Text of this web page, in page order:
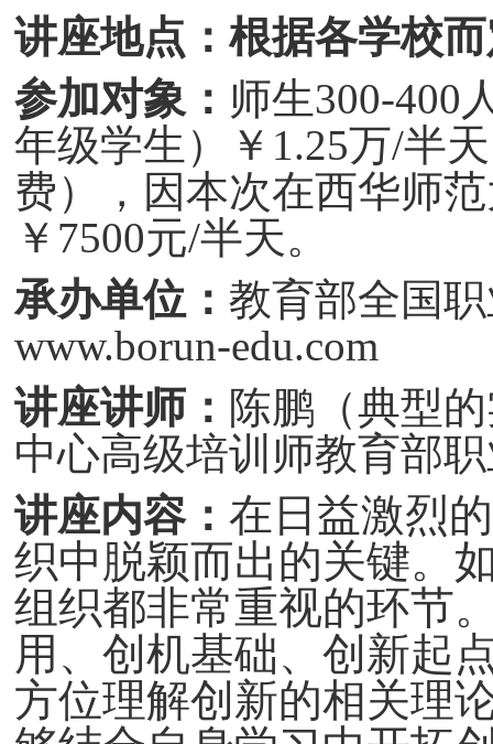
讲座地点： 根据各学校
参加对象： 师生300-400
年级学生）
￥1.25万/半
费），因本次在西华师
￥7500元/半天。
承办单位： 教育部全国
www.borun-edu.com
讲座讲师： 陈鹏（典型
中心高级培训师教育部
讲座内容： 在日益激烈
织中脱颖而出的关键。
组织都非常重视的环节
用、创机基础、创新起
方位理解创新的相关理